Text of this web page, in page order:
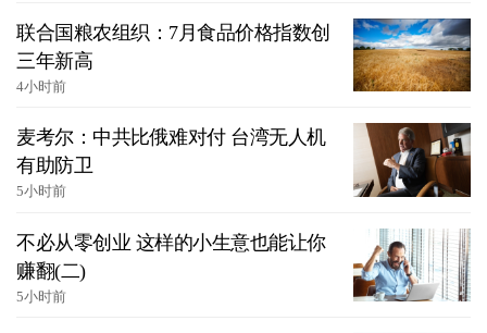
联合国粮农组织：7月食品价格指数创
三年新高
4小时前
麦考尔：中共比俄难对付 台湾无人机
有助防卫
5小时前
不必从零创业 这样的小生意也能让你
赚翻(二)
5小时前